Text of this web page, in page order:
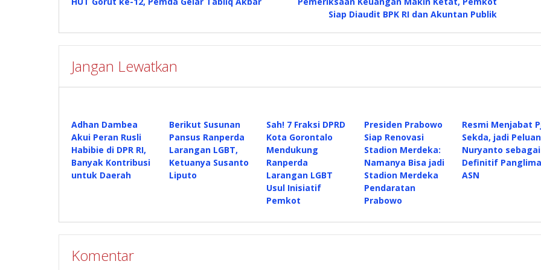
pos
Siap Diaudit BPK RI dan Akuntan Publik
Jangan Lewatkan
Adhan Dambea
Akui Peran Rusli
Habibie di DPR RI,
Banyak Kontribusi
untuk Daerah
Berikut Susunan
Pansus Ranperda
Larangan LGBT,
Ketuanya Susanto
Liputo
Sah! 7 Fraksi DPRD
Kota Gorontalo
Mendukung
Ranperda
Larangan LGBT
Usul Inisiatif
Pemkot
Presiden Prabowo
Siap Renovasi
Stadion Merdeka:
Namanya Bisa jadi
Stadion Merdeka
Pendaratan
Prabowo
Resmi Menjabat
Sekda, jadi
Nuryanto sebagai
Definitif Panglima
ASN
Komentar